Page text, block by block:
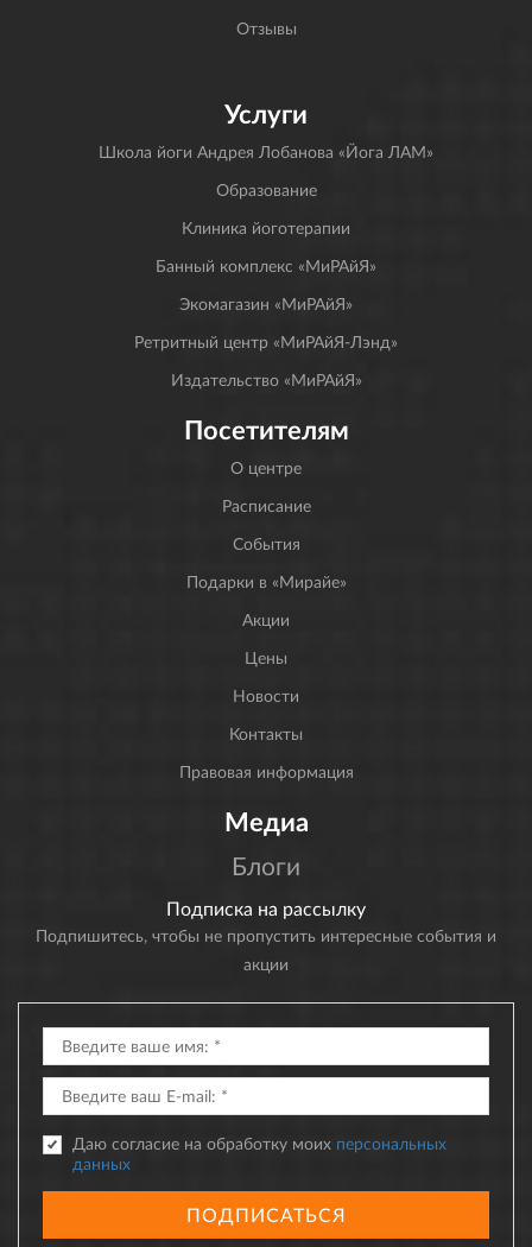
Отзывы
Услуги
Школа йоги Андрея Лобанова «Йога ЛАМ»
Образование
Клиника йоготерапии
Банный комплекс «МиРАйЯ»
Экомагазин «МиРАйЯ»
Ретритный центр «МиРАйЯ-Лэнд»
Издательство «МиРАйЯ»
Посетителям
О центре
Расписание
События
Подарки в «Мирайе»
Акции
Цены
Новости
Контакты
Правовая информация
Медиа
Блоги
Подписка на рассылку
Подпишитесь, чтобы не пропустить интересные события и
акции
Даю согласие на обработку моих персональных
данных
ПОДПИСАТЬСЯ